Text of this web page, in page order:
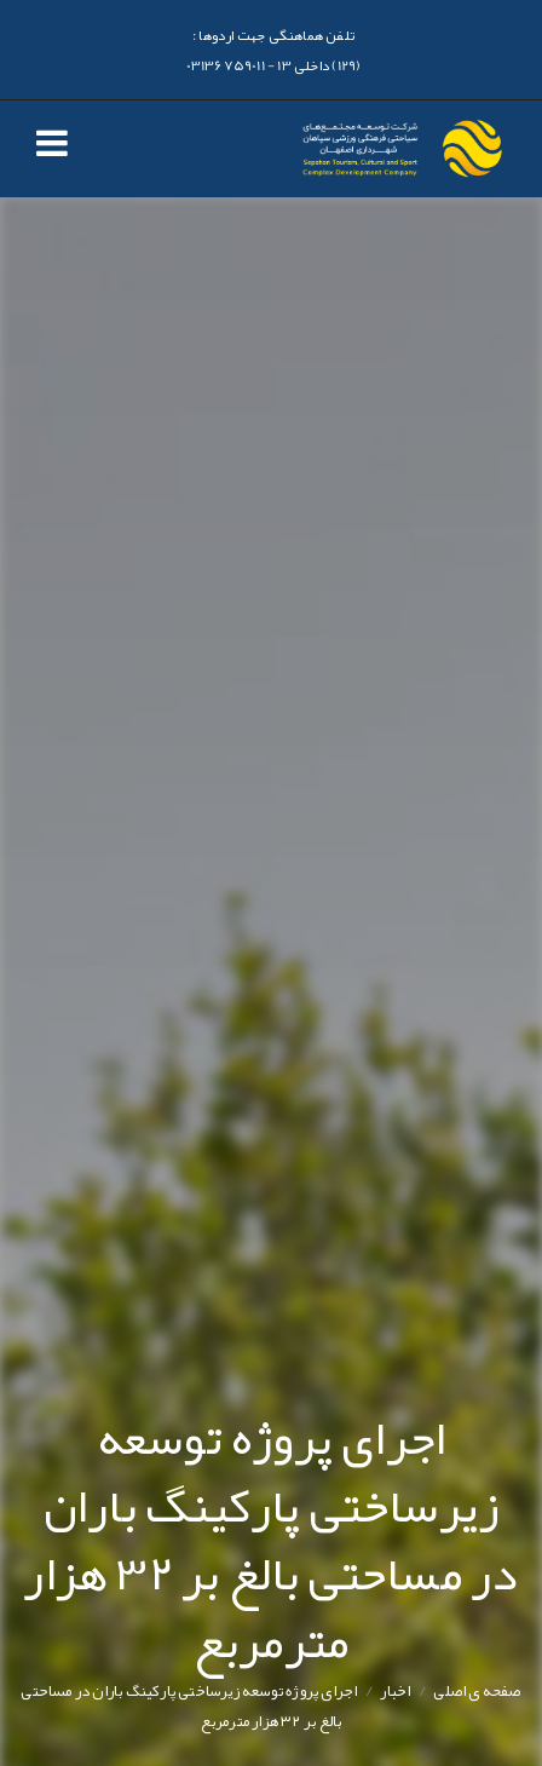
تلفن هماهنگی جهت اردوها :
اجرای پروژه توسعه
زیرساختی پارکینگ باران
در مساحتی بالغ بر ۳۲ هزار
مترمربع
صفحه ی اصلی/ اخبار/اجرای پروژه توسعه زیرساختی پارکینگ باران در مساحتی
بالغ بر ۳۲ هزار مترمربع